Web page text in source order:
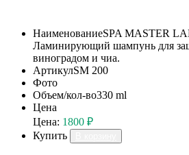
НаименованиеSPA MASTER
Ламинирующий шампунь для
виноградом и чиа.
АртикулSM 200
Фото
Объем/кол-во330 ml
Цена
Цена: 1800 ₽
Купить